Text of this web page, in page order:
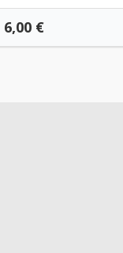
Preis
6,00 €